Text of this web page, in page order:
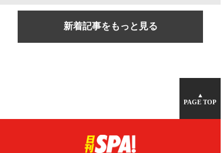
新着記事をもっと見る
▲
PAGE TOP